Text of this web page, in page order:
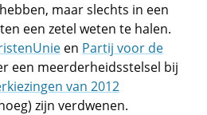
maar slechts in een
een zetel weten te halen.
en Partij voor de
een meerderheidsstelsel bij
van 2012
zijn verdwenen.